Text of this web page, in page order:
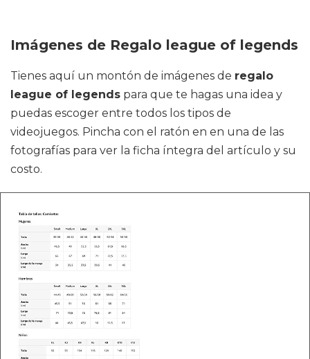
Imágenes de Regalo league of legends
Tienes aquí un montón de imágenes de regalo
league of legends para que te hagas una idea y
puedas escoger entre todos los tipos de
videojuegos. Pincha con el ratón en en una de las
fotografías para ver la ficha íntegra del artículo y su
costo.